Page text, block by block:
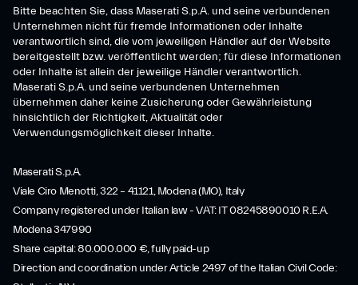
Bitte beachten Sie, dass Maserati S.p.A. und seine verbundenen
Unternehmen nicht für fremde Informationen oder Inhalte
verantwortlich sind, die vom jeweiligen Händler auf der Website
bereitgestellt bzw. veröffentlicht werden; für diese Informationen
oder Inhalte ist allein der jeweilige Händler verantwortlich.
Maserati S.p.A. und seine verbundenen Unternehmen
übernehmen daher keine Zusicherung oder Gewährleistung
hinsichtlich der Richtigkeit, Aktualität oder
Verwendungsmöglichkeit dieser Inhalte.
Maserati S.p.A.
Viale Ciro Menotti, 322 – 41121, Modena (MO), Italy
Company registered under Italian law - VAT: IT 08245890010 R.E.A.
Modena 347990
Share capital: 80.000.000 €, fully paid-up
Direction and coordination under Article 2497 of the Italian Civil Code: